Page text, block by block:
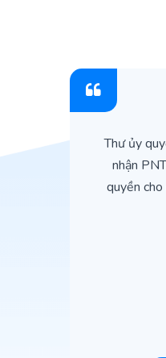
Thư ủy
nhận
quyền